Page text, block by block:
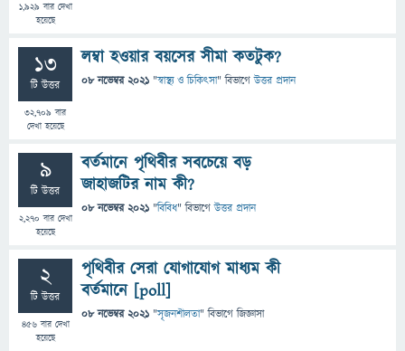
1,929 বার দেখা
হয়েছে
13
টি উত্তর
32,709 বার
দেখা হয়েছে
লম্বা হওয়ার বয়সের সীমা কতটুক?
08 নভেম্বর 2021 "স্বাস্থ্য ও চিকিৎসা" বিভাগে উত্তর প্রদান
9
টি উত্তর
2,270 বার দেখা
হয়েছে
বর্তমানে পৃথিবীর সবচেয়ে বড়
জাহাজটির নাম কী?
08 নভেম্বর 2021 "বিবিধ" বিভাগে উত্তর প্রদান
2
টি উত্তর
456বার দেখা
হয়েছে
পৃথিবীর সেরা যোগাযোগ মাধ্যম কী
বর্তমানে [poll]
08 নভেম্বর 2021 "সৃজনশীলতা" বিভাগে জিজ্ঞাসা